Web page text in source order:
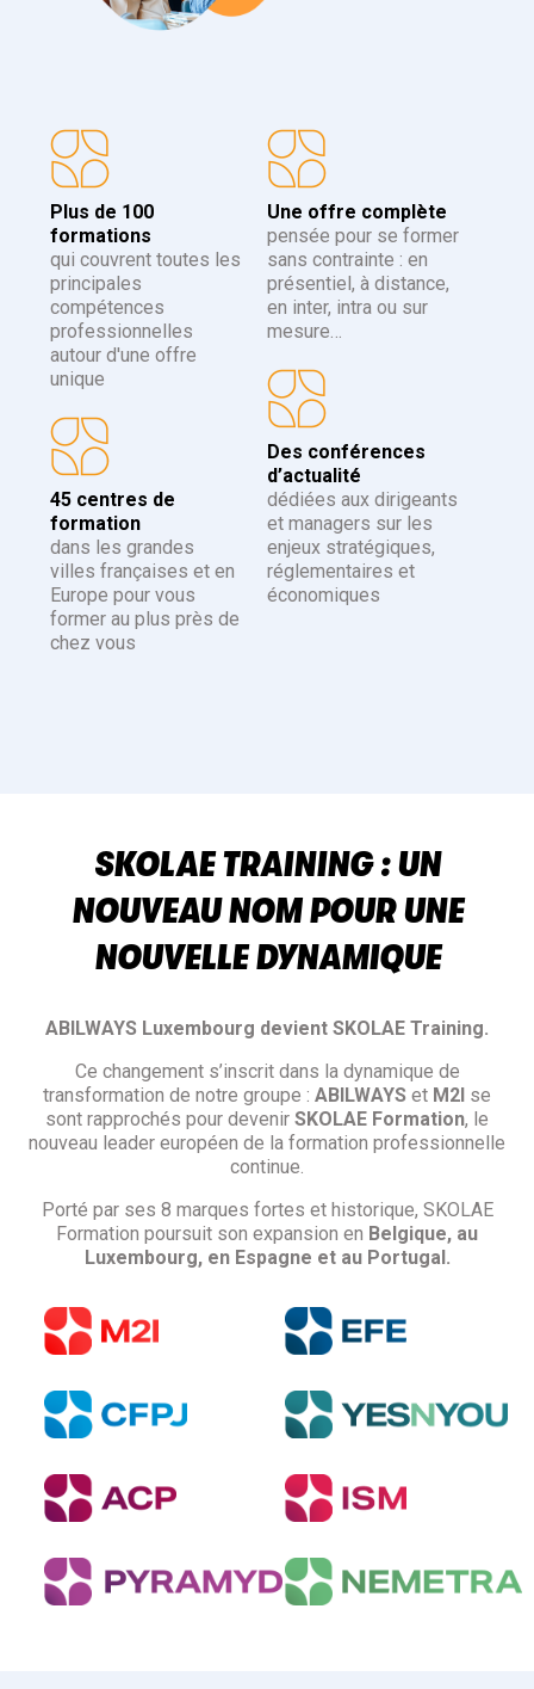
Plus de 100
formations
qui couvrent toutes les
principales
compétences
professionnelles
autour d'une offre
unique
45 centres de
formation
dans les grandes
villes françaises et en
Europe pour vous
former au plus près de
chez vous
Une offre complète
pensée pour se former
sans contrainte : en
présentiel, à distance,
en inter, intra ou sur
mesure…
Des conférences
d’actualité
dédiées aux dirigeants
et managers sur les
enjeux stratégiques,
réglementaires et
économiques
SKOLAE TRAINING : UN
NOUVEAU NOM POUR UNE
NOUVELLE DYNAMIQUE
ABILWAYS Luxembourg devient SKOLAE Training.
Ce changement s’inscrit dans la dynamique de
transformation de notre groupe : ABILWAYS et M2I se
sont rapprochés pour devenir SKOLAE Formation, le
nouveau leader européen de la formation professionnelle
continue.
Porté par ses 8 marques fortes et historique, SKOLAE
Formation poursuit son expansion en Belgique, au
Luxembourg, en Espagne et au Portugal.